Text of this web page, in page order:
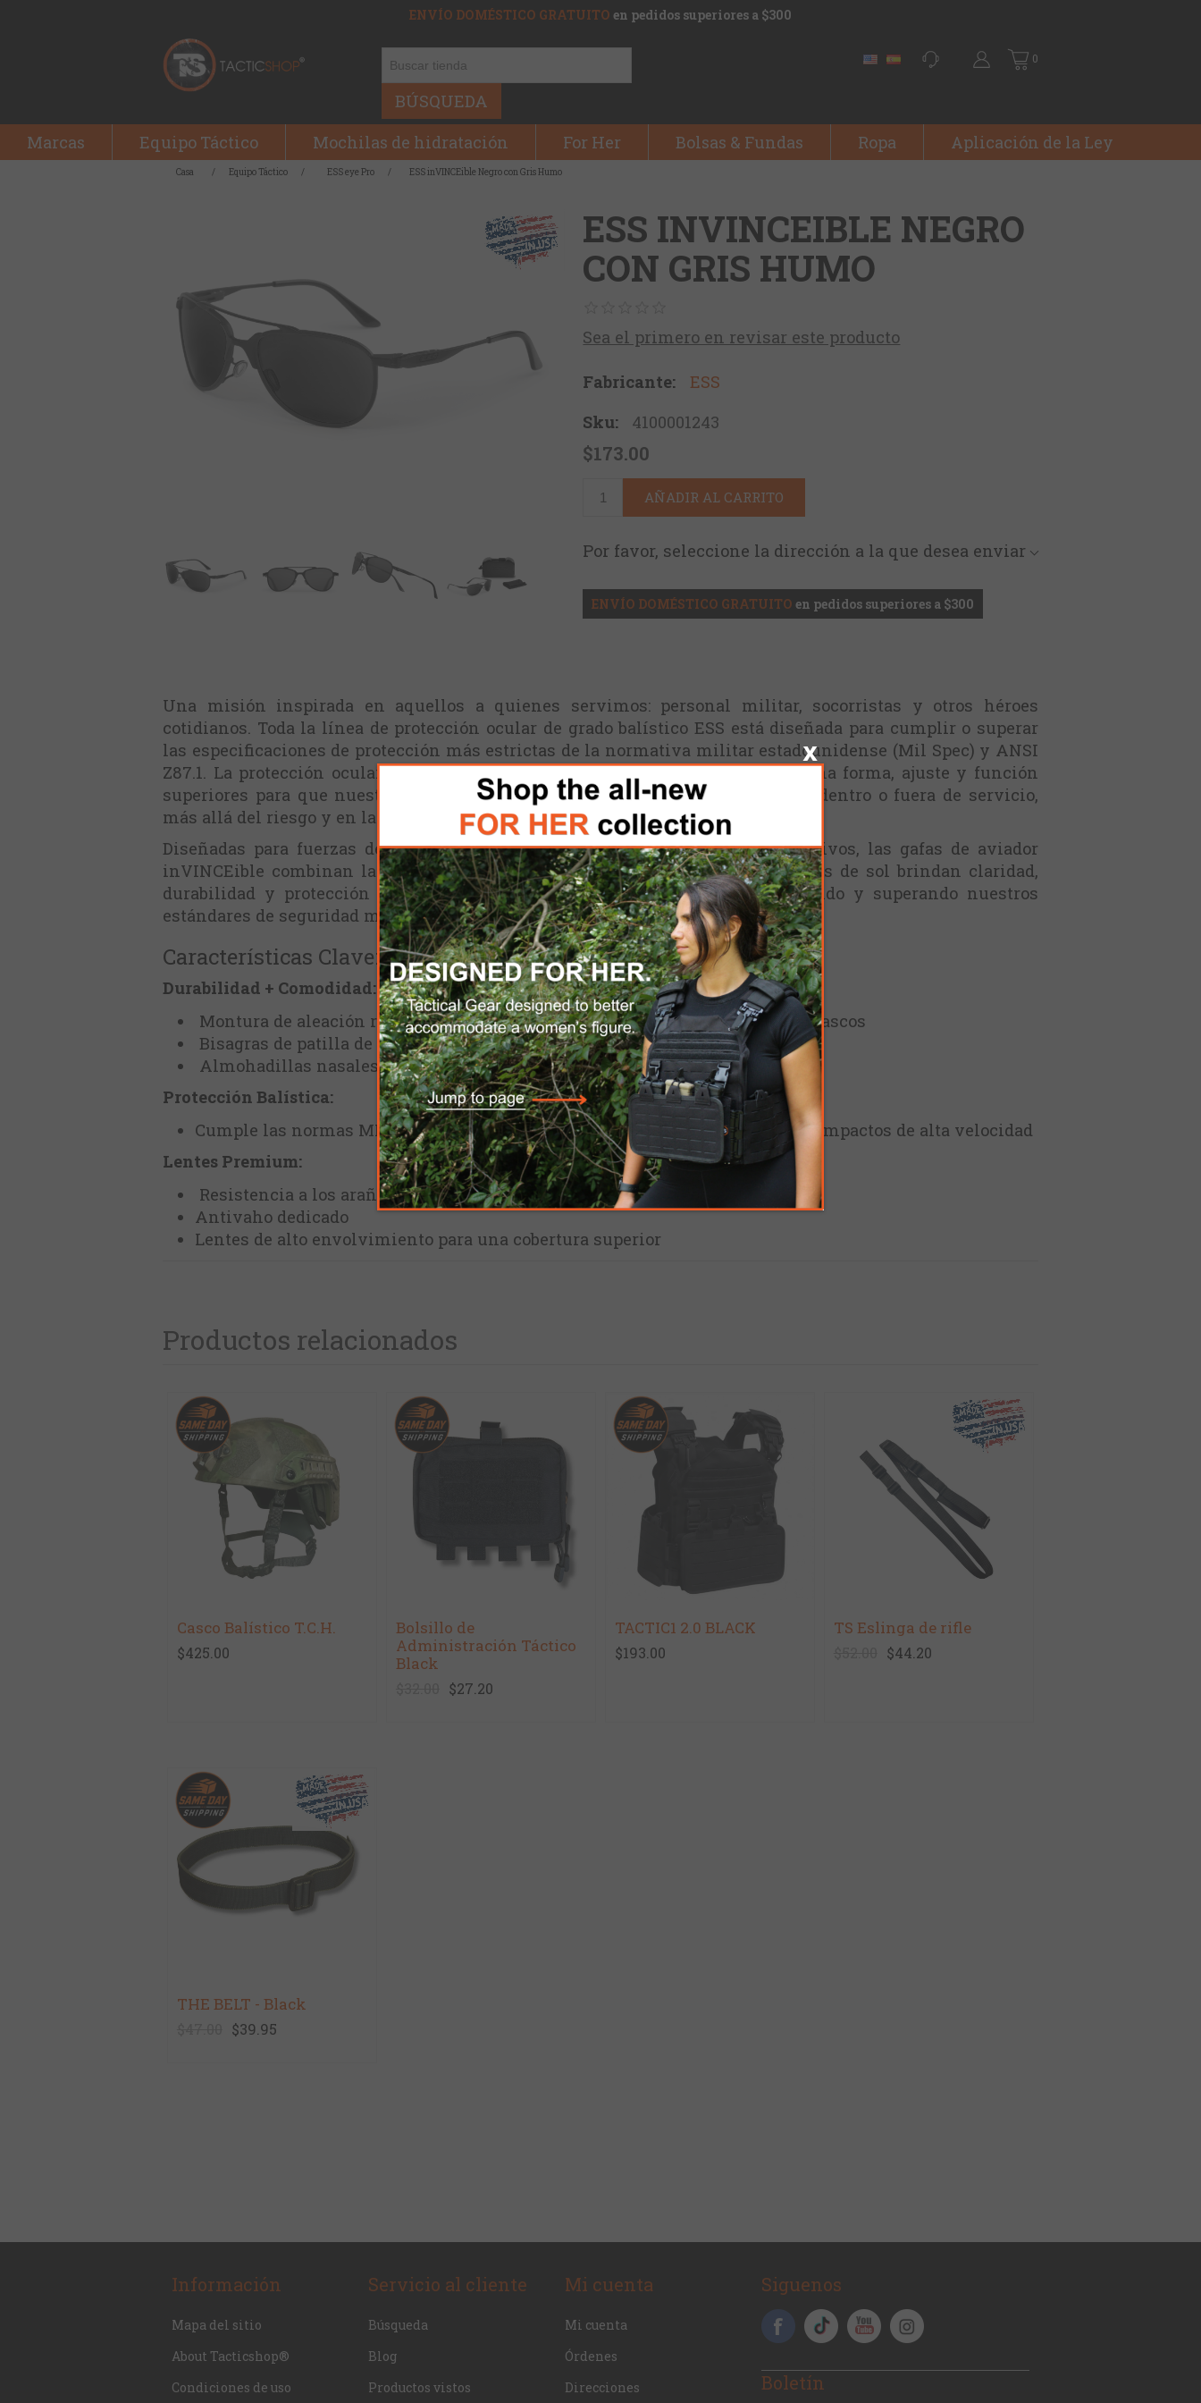
ENVÍO DOMÉSTICO GRATUITO en pedidos superiores a $300
BÚSQUEDA
0
Marcas Equipo Táctico Mochilas de hidratación For Her Bolsas & Fundas Ropa Aplicación de la Ley
Casa / Equipo Táctico / ESS eye Pro / ESS inVINCEible Negro con Gris Humo
ESS INVINCEIBLE NEGRO
CON GRIS HUMO
Sea el primero en revisar este producto
Fabricante:
ESS
Sku:
4100001243
$173.00
AÑADIR AL CARRITO
Por favor, seleccione la dirección a la que desea enviar
ENVÍO DOMÉSTICO GRATUITO en pedidos superiores a $300
Una misión inspirada en aquellos a quienes servimos: personal militar, socorristas y otros héroes
cotidianos. Toda la línea de protección ocular de grado balístico ESS está diseñada para cumplir o superar
las especificaciones de protección más estrictas de la normativa militar estadounidense (Mil Spec) y ANSI
Z87.1. La protección ocular de grado balístico ESS ofrece un estilo versátil y una forma, ajuste y función
superiores para que nuestros exigentes clientes puedan mantenerse seguros: dentro o fuera de servicio,
más allá del riesgo y en la aventura.
Diseñadas para fuerzas del orden de élite, personal militar y tiradores deportivos, las gafas de aviador
inVINCEible combinan la resistencia táctica con un estilo refinado. Estas gafas de sol brindan claridad,
durabilidad y protección excepcionales en entornos de alto riesgo, cumpliendo y superando nuestros
estándares de seguridad más rigurosos.
Características Clave:
Durabilidad + Comodidad:
Montura de aleación robusta que se ajusta cómodamente debajo de gorras y cascos
Bisagras de patilla de horquilla para flexibilidad y resistencia
Almohadillas nasales ajustables, personalizables para tu rostro
Protección Balística:
Cumple las normas MIL-SPEC MIL PRF 31013 y ANSI Z87.1 para resistencia a impactos de alta velocidad
Lentes Premium:
Resistencia a los arañazos
Antivaho dedicado
Lentes de alto envolvimiento para una cobertura superior
Productos relacionados
Casco Balístico T.C.H.
$425.00
Bolsillo de
Administración Táctico
Black
$27.20
TACTIC1 2.0 BLACK
$193.00
TS Eslinga de rifle
$44.20
THE BELT - Black
$39.95
Información
Mapa del sitio
About Tacticshop®
Condiciones de uso
Servicio al cliente
Búsqueda
Blog
Productos vistos
Mi cuenta
Mi cuenta
Órdenes
Direcciones
Siguenos
Boletín